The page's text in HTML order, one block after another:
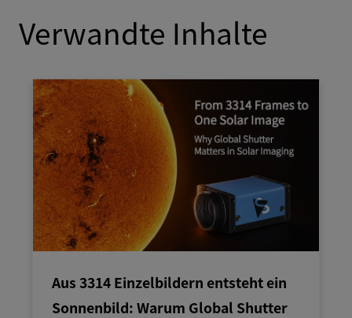
Verwandte Inhalte
Aus 3314 Einzelbildern entsteht ein
Sonnenbild: Warum Global Shutter